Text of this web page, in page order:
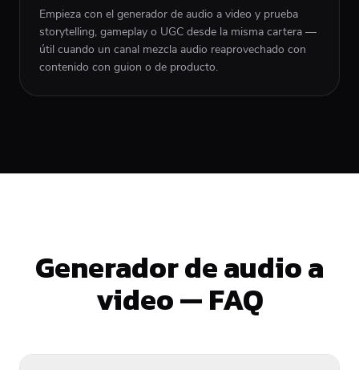
Empieza con el generador de audio a video y prueba
storytelling, gameplay o UGC desde la misma cartera —
útil cuando un canal mezcla audio reaprovechado con
contenido con guion o de producto.
Generador de audio a
video — FAQ